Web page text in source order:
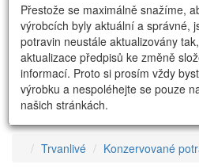
Přestože se maximálně snažíme,
výrobcích byly aktuální a správné,
potravin neustále aktualizovány
aktualizace předpisů ke změně
informací. Proto si prosím vždy
výrobku a nespoléhejte se pouze
našich stránkách.
Trvanlivé Konzervované